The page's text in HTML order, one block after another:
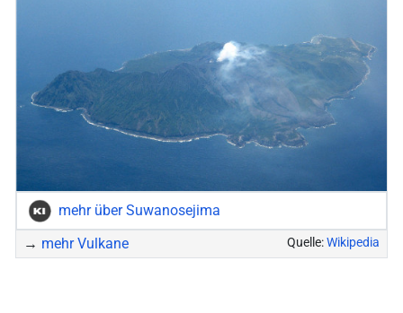
mehr über Suwanosejima
→ mehr Vulkane Quelle:Wikipedia